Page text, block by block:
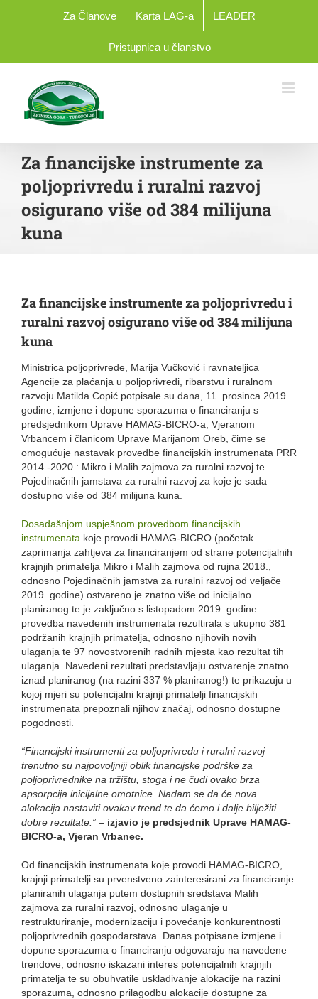
content
Za Članove Karta LAG-a LEADER
Pristupnica u članstvo
Za financijske instrumente za
poljoprivredu i ruralni razvoj
osigurano više od 384 milijuna
kuna
Za financijske instrumente za poljoprivredu i
ruralni razvoj osigurano više od 384 milijuna
kuna
Ministrica poljoprivrede, Marija Vučković i ravnateljica
Agencije za plaćanja u poljoprivredi, ribarstvu i ruralnom
razvoju Matilda Copić potpisale su dana, 11. prosinca 2019.
godine, izmjene i dopune sporazuma o financiranju s
predsjednikom Uprave HAMAG-BICRO-a, Vjeranom
Vrbancem i članicom Uprave Marijanom Oreb, čime se
omogućuje nastavak provedbe financijskih instrumenata PRR
2014.-2020.: Mikro i Malih zajmova za ruralni razvoj te
Pojedinačnih jamstava za ruralni razvoj za koje je sada
dostupno više od 384 milijuna kuna.
Dosadašnjom uspješnom provedbom financijskih
instrumenata koje provodi HAMAG-BICRO (početak
zaprimanja zahtjeva za financiranjem od strane potencijalnih
krajnjih primatelja Mikro i Malih zajmova od rujna 2018.,
odnosno Pojedinačnih jamstva za ruralni razvoj od veljače
2019. godine) ostvareno je znatno više od inicijalno
planiranog te je zaključno s listopadom 2019. godine
provedba navedenih instrumenata rezultirala s ukupno 381
podržanih krajnjih primatelja, odnosno njihovih novih
ulaganja te 97 novostvorenih radnih mjesta kao rezultat tih
ulaganja. Navedeni rezultati predstavljaju ostvarenje znatno
iznad planiranog (na razini 337 % planiranog!) te prikazuju u
kojoj mjeri su potencijalni krajnji primatelji financijskih
instrumenata prepoznali njihov značaj, odnosno dostupne
pogodnosti.
“Financijski instrumenti za poljoprivredu i ruralni razvoj
trenutno su najpovoljniji oblik financijske podrške za
poljoprivrednike na tržištu, stoga i ne čudi ovako brza
apsorpcija inicijalne omotnice. Nadam se da će nova
alokacija nastaviti ovakav trend te da ćemo i dalje bilježiti
dobre rezultate.” – izjavio je predsjednik Uprave HAMAG-
BICRO-a, Vjeran Vrbanec.
Od financijskih instrumenata koje provodi HAMAG-BICRO,
krajnji primatelji su prvenstveno zainteresirani za financiranje
planiranih ulaganja putem dostupnih sredstava Malih
zajmova za ruralni razvoj, odnosno ulaganje u
restrukturiranje, modernizaciju i povećanje konkurentnosti
poljoprivrednih gospodarstava. Danas potpisane izmjene i
dopune sporazuma o financiranju odgovaraju na navedene
trendove, odnosno iskazani interes potencijalnih krajnjih
primatelja te su obuhvatile usklađivanje alokacije na razini
sporazuma, odnosno prilagodbu alokacije dostupne za